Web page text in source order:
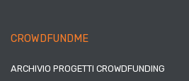
CROWDFUNDME
ARCHIVIO PROGETTI CROWDFUNDING